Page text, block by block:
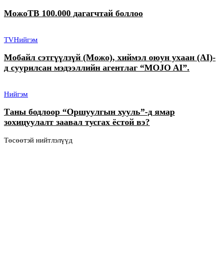
МожоТВ 100.000 дагагчтай боллоо
TVНийгэм
Мобайл сэтгүүлзүй (Можо), хиймэл оюун ухаан (AI)-
д суурилсан мэдээллийн агентлаг “MOJO AI”.
Нийгэм
Таны бодлоор “Оршуулгын хууль”-д ямар
зохицуулалт заавал тусгах ёстой вэ?
Төсөөтэй нийтлэлүүд